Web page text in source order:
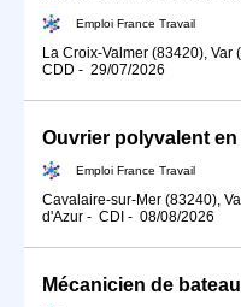
Emploi France Travail
La Croix-Valmer (83420), Var
CDD - 29/07/2026
Ouvrier polyvalent
Emploi France Travail
Cavalaire-sur-Mer (83240),
d'Azur - CDI - 08/08/2026
Mécanicien de